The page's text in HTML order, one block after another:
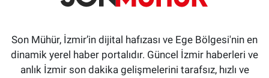
Son Mühür, İzmir’in dijital hafızası ve Ege Bölgesi'nin en
dinamik yerel haber portalıdır. Güncel İzmir haberleri ve
anlık İzmir son dakika gelişmelerini tarafsız, hızlı ve